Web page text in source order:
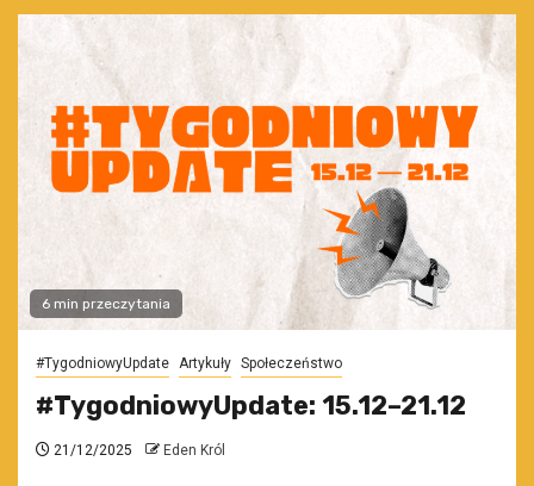
6 min przeczytania
#TygodniowyUpdate Artykuły Społeczeństwo
#TygodniowyUpdate: 15.12–21.12
21/12/2025 Eden Król